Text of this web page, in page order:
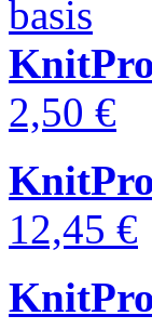
2,50 €
12,45 €